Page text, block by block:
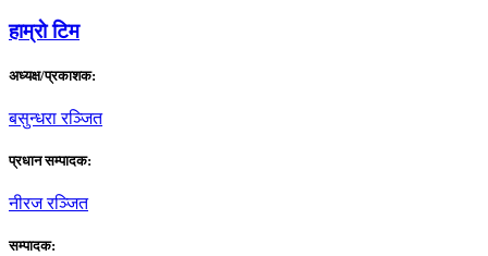
हाम्राे टिम
अध्यक्ष/प्रकाशक:
बसुन्धरा रञ्जित
प्रधान सम्पादक:
नीरज रञ्जित
सम्पादक: